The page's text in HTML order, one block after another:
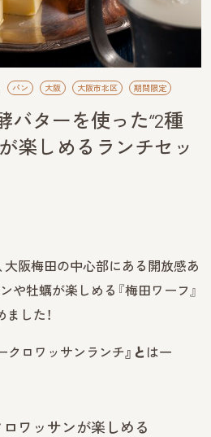
パン 大阪 大阪市北区 期間限定
バターを使った“2種
楽しめるランチセッ
大阪梅田の中心部にある開放感あ
や牡蠣が楽しめる『梅田ワーフ』
した！
クロワッサンランチ』と は一
ワッサンが楽しめる